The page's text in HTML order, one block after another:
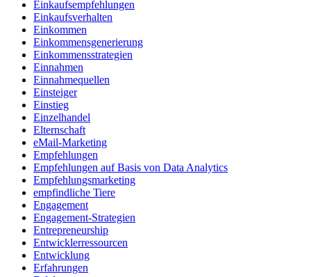
Einkaufsempfehlungen
Einkaufsverhalten
Einkommen
Einkommensgenerierung
Einkommensstrategien
Einnahmen
Einnahmequellen
Einsteiger
Einstieg
Einzelhandel
Elternschaft
eMail-Marketing
Empfehlungen
Empfehlungen auf Basis von Data Analytics
Empfehlungsmarketing
empfindliche Tiere
Engagement
Engagement-Strategien
Entrepreneurship
Entwicklerressourcen
Entwicklung
Erfahrungen